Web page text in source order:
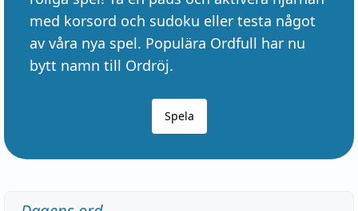
med korsord och sudoku eller testa något
av våra nya spel. Populära Ordfull har nu
bytt namn till Ordröj.
Spela